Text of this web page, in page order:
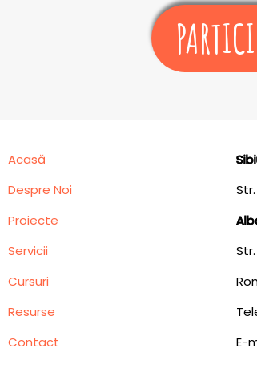
Acasă
Despre Noi
Proiecte
Servicii
Cursuri
Resurse
Contact
E-